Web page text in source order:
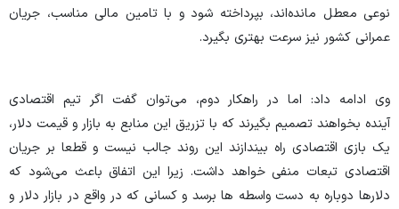
نوعی معطل مانده‌اند، بپرداخته شود و با تامین مالی مناسب، جریان
عمرانی کشور نیز سرعت بهتری بگیرد.
وی ادامه داد: اما در راهکار دوم، می‌توان گفت اگر تیم اقتصادی
آینده بخواهند تصمیم بگیرند که با تزریق این منابع به بازار و قیمت دلار،
یک بازی اقتصادی راه بیندازند این روند جالب نیست و قطعا بر جریان
اقتصادی تبعات منفی خواهد داشت. زیرا این اتفاق باعث می‌شود که
دلارها دوباره به دست واسطه ها برسد و کسانی که در واقع در بازار دلار و